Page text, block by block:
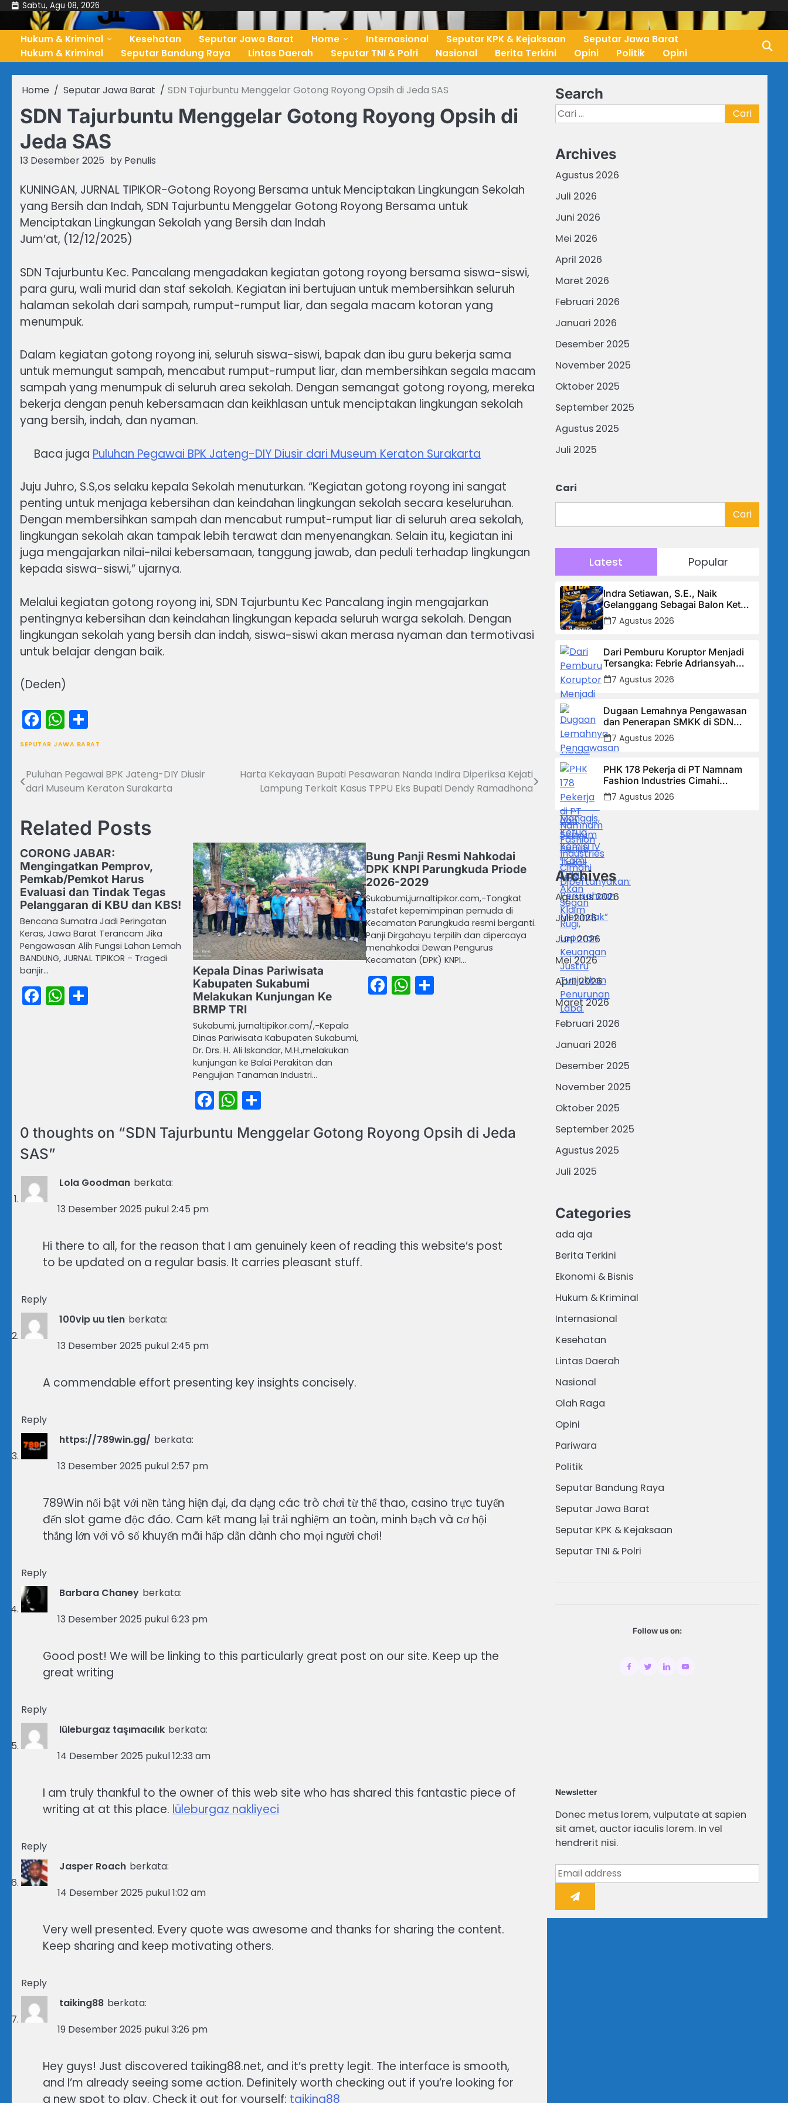
Skip
content
Sabtu, Agu 08, 2026
Hukum & Kriminal Kesehatan Seputar Jawa Barat Home Internasional Seputar KPK & Kejaksaan
Seputar Jawa Barat
Hukum & Kriminal
Seputar Bandung Raya Lintas Daerah Seputar TNI & Polri Nasional Berita Terkini Opini Politik Opini
Home Seputar Jawa Barat SDN Tajurbuntu Menggelar Gotong Royong Opsih di Jeda SAS
SDN Tajurbuntu Menggelar Gotong Royong Opsih di
Jeda SAS
13 Desember 2025 by Penulis
KUNINGAN, JURNAL TIPIKOR-Gotong Royong Bersama untuk Menciptakan Lingkungan Sekolah
yang Bersih dan Indah, SDN Tajurbuntu Menggelar Gotong Royong Bersama untuk
Menciptakan Lingkungan Sekolah yang Bersih dan Indah
Jum’at, (12/12/2025)
SDN Tajurbuntu Kec. Pancalang mengadakan kegiatan gotong royong bersama siswa-siswi,
para guru, wali murid dan staf sekolah. Kegiatan ini bertujuan untuk membersihkan seluruh
halaman sekolah dari sampah, rumput-rumput liar, dan segala macam kotoran yang
menumpuk.
Dalam kegiatan gotong royong ini, seluruh siswa-siswi, bapak dan ibu guru bekerja sama
untuk memungut sampah, mencabut rumput-rumput liar, dan membersihkan segala macam
sampah yang menumpuk di seluruh area sekolah. Dengan semangat gotong royong, mereka
bekerja dengan penuh kebersamaan dan keikhlasan untuk menciptakan lingkungan sekolah
yang bersih, indah, dan nyaman.
Baca juga Puluhan Pegawai BPK Jateng-DIY Diusir dari Museum Keraton Surakarta
Juju Juhro, S.S,os selaku kepala Sekolah menuturkan. “Kegiatan gotong royong ini sangat
penting untuk menjaga kebersihan dan keindahan lingkungan sekolah secara keseluruhan.
Dengan membersihkan sampah dan mencabut rumput-rumput liar di seluruh area sekolah,
lingkungan sekolah akan tampak lebih terawat dan menyenangkan. Selain itu, kegiatan ini
juga mengajarkan nilai-nilai kebersamaan, tanggung jawab, dan peduli terhadap lingkungan
kepada siswa-siswi,” ujarnya.
Melalui kegiatan gotong royong ini, SDN Tajurbuntu Kec Pancalang ingin mengajarkan
pentingnya kebersihan dan keindahan lingkungan kepada seluruh warga sekolah. Dengan
lingkungan sekolah yang bersih dan indah, siswa-siswi akan merasa nyaman dan termotivasi
untuk belajar dengan baik.
(Deden)
Facebook
WhatsApp
SEPUTAR JAWA BARAT
Navigasi
Puluhan Pegawai BPK Jateng-DIY Diusir
dari Museum Keraton Surakarta
Harta Kekayaan Bupati Pesawaran Nanda Indira Diperiksa Kejati
Lampung Terkait Kasus TPPU Eks Bupati Dendy Ramadhona
Related Posts
CORONG JABAR:
Mengingatkan Pemprov,
Pemkab/Pemkot Harus
Evaluasi dan Tindak Tegas
Pelanggaran di KBU dan KBS!
Bencana Sumatra Jadi Peringatan
Keras, Jawa Barat Terancam Jika
Pengawasan Alih Fungsi Lahan Lemah
BANDUNG, JURNAL TIPIKOR – Tragedi
banjir…
Facebook
WhatsApp
Kepala Dinas Pariwisata
Kabupaten Sukabumi
Melakukan Kunjungan Ke
BRMP TRI
Sukabumi, jurnaltipikor.com/,-Kepala
Dinas Pariwisata Kabupaten Sukabumi,
Dr. Drs. H. Ali Iskandar, M.H.,melakukan
kunjungan ke Balai Perakitan dan
Pengujian Tanaman Industri…
Facebook
WhatsApp
Share
Bung Panji Resmi Nahkodai
DPK KNPI Parungkuda Priode
2026-2029
Sukabumi,jurnaltipikor.com,-Tongkat
estafet kepemimpinan pemuda di
Kecamatan Parungkuda resmi berganti.
Panji Dirgahayu terpilih dan dipercaya
menahkodai Dewan Pengurus
Kecamatan (DPK) KNPI…
Facebook
WhatsApp
Share
0 thoughts on “SDN Tajurbuntu Menggelar Gotong Royong Opsih di Jeda
SAS”
Lola Goodman berkata:
13 Desember 2025 pukul 2:45 pm
Hi there to all, for the reason that I am genuinely keen of reading this website’s post
to be updated on a regular basis. It carries pleasant stuff.
Reply
100vip uu tien berkata:
13 Desember 2025 pukul 2:45 pm
A commendable effort presenting key insights concisely.
Reply
https://789win.gg/ berkata:
13 Desember 2025 pukul 2:57 pm
789Win nổi bật với nền tảng hiện đại, đa dạng các trò chơi từ thể thao, casino trực tuyến
đến slot game độc đáo. Cam kết mang lại trải nghiệm an toàn, minh bạch và cơ hội
thắng lớn với vô số khuyến mãi hấp dẫn dành cho mọi người chơi!
Reply
Barbara Chaney berkata:
13 Desember 2025 pukul 6:23 pm
Good post! We will be linking to this particularly great post on our site. Keep up the
great writing
Reply
lüleburgaz taşımacılık berkata:
14 Desember 2025 pukul 12:33 am
I am truly thankful to the owner of this web site who has shared this fantastic piece of
writing at at this place. lüleburgaz nakliyeci
Reply
Jasper Roach berkata:
14 Desember 2025 pukul 1:02 am
Very well presented. Every quote was awesome and thanks for sharing the content.
Keep sharing and keep motivating others.
Reply
taiking88 berkata:
19 Desember 2025 pukul 3:26 pm
Hey guys! Just discovered taiking88.net, and it’s pretty legit. The interface is smooth,
and I’m already seeing some action. Definitely worth checking out if you’re looking for
a new spot to play. Check it out for yourself: taiking88
Search
Cari
untuk:
Archives
Agustus 2026
Juli 2026
Juni 2026
Mei 2026
April 2026
Maret 2026
Februari 2026
Januari 2026
Desember 2025
November 2025
Oktober 2025
September 2025
Agustus 2025
Juli 2025
Cari
Cari
Latest Popular
Indra Setiawan, S.E., Naik
Gelanggang Sebagai Balon Ketua
DPK KNPI Kecamatan Ciambar
7 Agustus 2026
Dari Pemburu Koruptor Menjadi
Tersangka: Febrie Adriansyah
Tiba di Kejagung Berborgol, Bawa
Map Biru dan Senyum Penuh
7 Agustus 2026
Dugaan Lemahnya Pengawasan
dan Penerapan SMKK di SDN
Manggis, Ketua Komisi IV “Kami
Tidak Akan Segan Menindak”
7 Agustus 2026
PHK 178 Pekerja di PT Namnam
Fashion Industries Cimahi
Dipertanyakan: Perusahaan Klaim
Rugi, Laporan Keuangan Justru
7 Agustus 2026
Archives
Agustus 2026
Juli 2026
Juni 2026
Mei 2026
April 2026
Maret 2026
Februari 2026
Januari 2026
Desember 2025
November 2025
Oktober 2025
September 2025
Agustus 2025
Juli 2025
Categories
ada aja
Berita Terkini
Ekonomi & Bisnis
Hukum & Kriminal
Internasional
Kesehatan
Lintas Daerah
Nasional
Olah Raga
Opini
Pariwara
Politik
Seputar Bandung Raya
Seputar Jawa Barat
Seputar KPK & Kejaksaan
Seputar TNI & Polri
Follow us on:
Newsletter
Donec metus lorem, vulputate at sapien
sit amet, auctor iaculis lorem. In vel
hendrerit nisi.